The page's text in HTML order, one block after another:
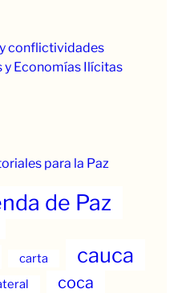
conflictividades
y Economías Ilícitas
para la Paz
de Paz
carta cauca
coca